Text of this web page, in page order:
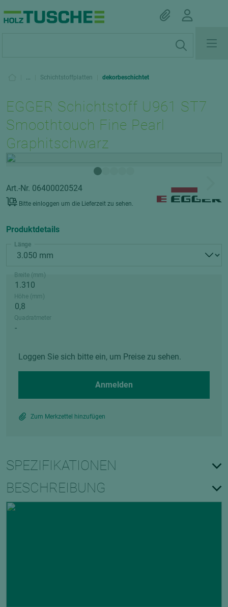
... Schichtstoffplatten dekorbeschichtet
EGGER Schichtstoff U961 ST7
Smoothtouch Fine Pearl
Graphitschwarz
Art.-Nr. 06400020524
Bitte einloggen um die Lieferzeit zu sehen.
Produktdetails
Länge
Breite (mm)
Höhe (mm)
Quadratmeter
Loggen Sie sich bitte ein, um Preise zu sehen.
Anmelden
Zum Merkzettel hinzufügen
SPEZIFIKATIONEN
BESCHREIBUNG